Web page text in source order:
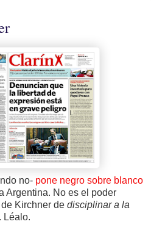
no- pone negro sobre blanco
Argentina. No es el poder
Kirchner de disciplinar a la
. Léalo.